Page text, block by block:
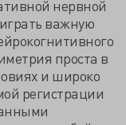
нервной
важную
проста в
и широко
регистрации